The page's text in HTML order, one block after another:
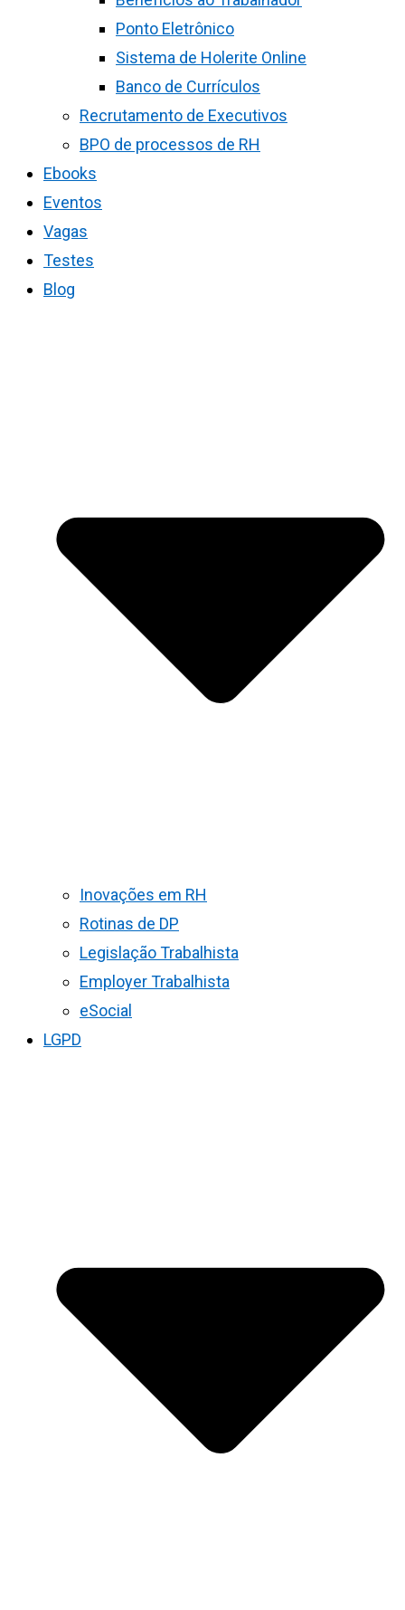
Ponto Eletrônico
Sistema de Holerite Online
Banco de Currículos
Recrutamento de Executivos
BPO de processos de RH
Ebooks
Eventos
Vagas
Testes
Blog
Inovações em RH
Rotinas de DP
Legislação Trabalhista
Employer Trabalhista
eSocial
LGPD